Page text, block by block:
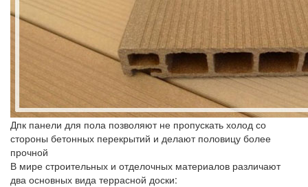
Дпк панели для пола позволяют не пропускать холод со
стороны бетонных перекрытий и делают половицу более
прочной
В мире строительных и отделочных материалов различают
два основных вида террасной доски: